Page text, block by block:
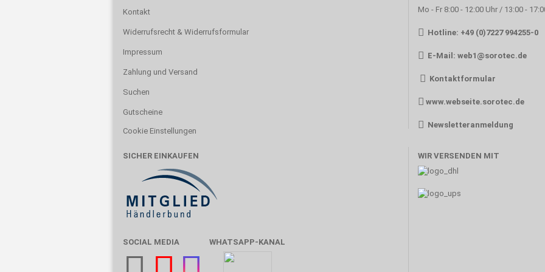
Kontakt
Widerrufsrecht & Widerrufsformular
Impressum
Zahlung und Versand
Suchen
Gutscheine
Cookie Einstellungen
Mo - Fr 8:00 - 12:00 Uhr / 13:00 -
Hotline: +49 (0)7227 994255-0
E-Mail: web1@sorotec.de
Kontaktformular
www.webseite.sorotec.de
Newsletteranmeldung
SICHER EINKAUFEN
SOCIAL MEDIA WHATSAPP-KANAL
WIR VERSENDEN MIT